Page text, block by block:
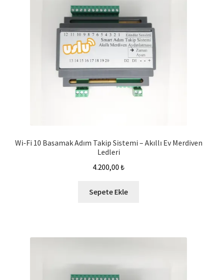
Wi-Fi 10 Basamak Adım Takip Sistemi – Akıllı Ev Merdiven
Ledleri
4.200,00 ₺
Sepete Ekle